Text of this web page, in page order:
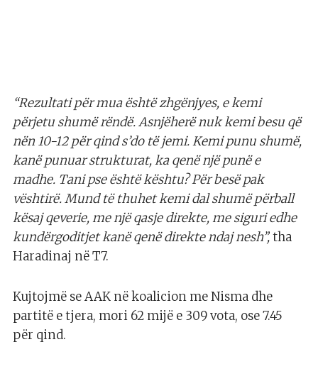
“Rezultati për mua është zhgënjyes, e kemi
përjetu shumë rëndë. Asnjëherë nuk kemi besu që
nën 10-12 për qind s’do të jemi. Kemi punu shumë,
kanë punuar strukturat, ka qenë një punë e
madhe. Tani pse është kështu? Për besë pak
vështirë. Mund të thuhet kemi dal shumë përball
kësaj qeverie, me një qasje direkte, me siguri edhe
kundërgoditjet kanë qenë direkte ndaj nesh”,tha
Haradinaj në T7.
Kujtojmë se AAK në koalicion me Nisma dhe
partitë e tjera, mori 62 mijë e 309 vota, ose 7.45
për qind.